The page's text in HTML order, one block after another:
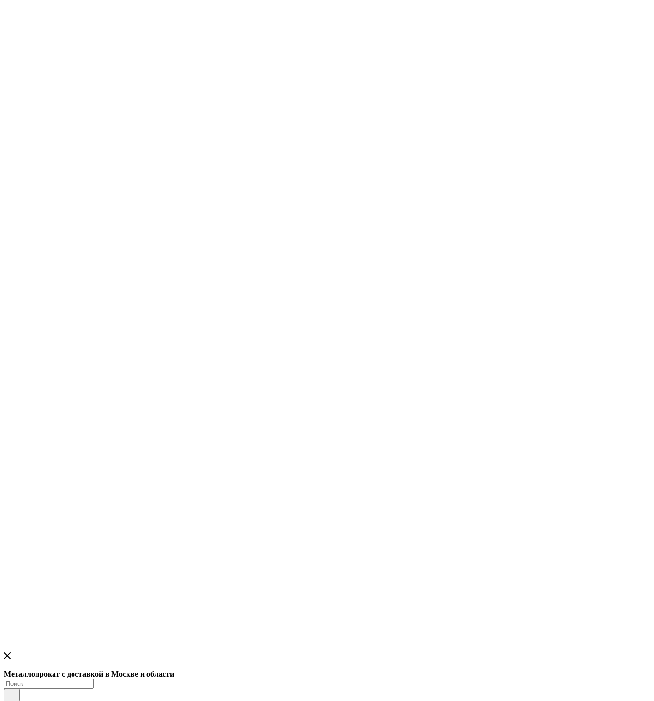
Металлопрокат с доставкой в Москве и области